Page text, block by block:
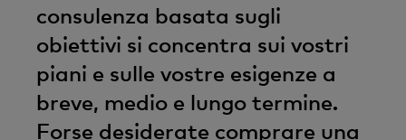
consulenza basata sugli
obiettivi si concentra sui vostri
piani e sulle vostre esigenze a
breve, medio e lungo termine.
Forse desiderate comprare una